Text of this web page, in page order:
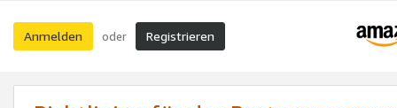
Anmelden oder Registrieren